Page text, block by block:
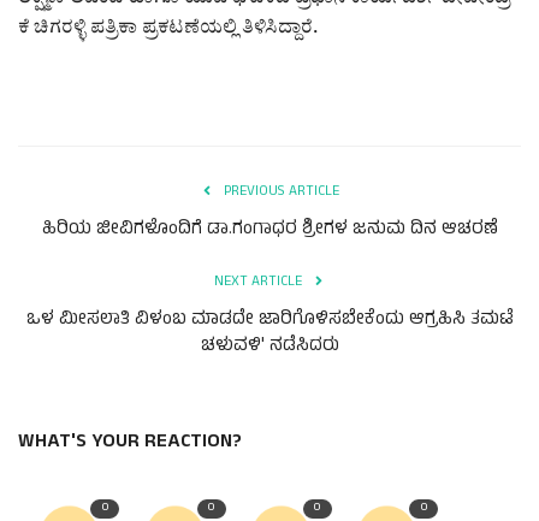
ಕೆ ಚಿಗರಳ್ಳಿ ಪತ್ರಿಕಾ ಪ್ರಕಟಣೆಯಲ್ಲಿ ತಿಳಿಸಿದ್ದಾರೆ.
PREVIOUS ARTICLE
ಹಿರಿಯ ಜೀವಿಗಳೊಂದಿಗೆ ಡಾ.ಗಂಗಾಧರ ಶ್ರೀಗಳ ಜನುಮ ದಿನ ಆಚರಣೆ
NEXT ARTICLE
ಒಳ ಮೀಸಲಾತಿ ವಿಳಂಬ ಮಾಡದೇ ಜಾರಿಗೊಳಿಸಬೇಕೆಂದು ಆಗ್ರಹಿಸಿ ತಮಟೆ
ಚಳುವಳಿ' ನಡೆಸಿದರು
WHAT'S YOUR REACTION?
0 0 0 0